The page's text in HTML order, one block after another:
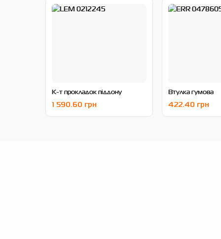
К-т прокладок піддону
1 590.60 грн
Втулка гумова
422.40 грн